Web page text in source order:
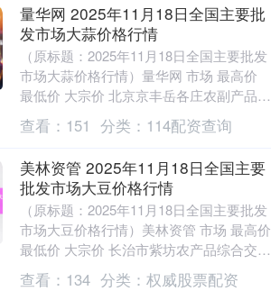
量华网 2025年11月18日全国主要批
发市场大蒜价格行情
（原标题：2025年11月18日全国主要批发
市场大蒜价格行情）量华网 市场 最高价
最低价 大宗价 北京京丰岳各庄农副产品批
发市场 10.60 9.60 10.....
查看： 151 分类： 114配资查询
美林资管 2025年11月18日全国主要
批发市场大豆价格行情
（原标题：2025年11月18日全国主要批发
市场大豆价格行情）美林资管 市场 最高价
最低价 大宗价 长治市紫坊农产品综合交易
市场有限公司 8.00 7.00 ....
查看： 134 分类： 权威股票配资